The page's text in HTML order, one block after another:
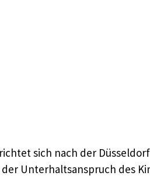
sich nach der
Unterhaltsanspruch des